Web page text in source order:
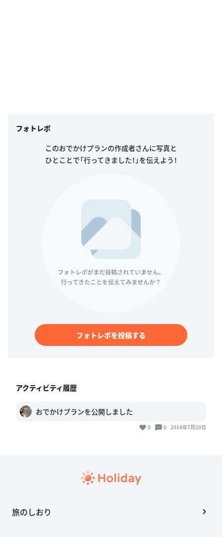
フォトレポ
このおでかけプランの作成者さんに写真と
ひとことで「行ってきました！」を伝えよう！
フォトレポを投稿する
アクティビティ履歴
おでかけプランを公開しました
0 0 2014年7月20日
旅のしおり